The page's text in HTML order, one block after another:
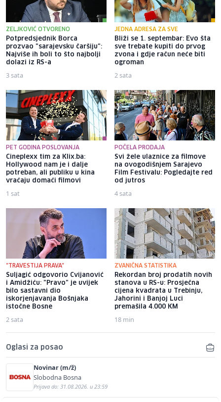
ZELJKOVIĆ OTVORENO
Potpredsjednik Borca
prozvao "sarajevsku čaršiju":
Najviše ih boli to što najbolji
dolazi iz RS-a
3 sata
JEDNA ADRESA ZA SVE
Bliži se 1. septembar: Evo šta
sve trebate kupiti do prvog
zvona i gdje račun neće biti
ogroman
2 sata
PET GODINA POSLOVANJA
Cineplexx tim za Klix.ba:
Hollywood nam je i dalje
potreban, ali publiku u kina
vraćaju domaći filmovi
1 sat
POČELA PRODAJA
Svi žele ulaznice za filmove
na ovogodišnjem Sarajevo
Film Festivalu: Pogledajte red
od jutros
4 sata
"TRAVESTIJA PRAVA"
Suljagić odgovorio Cvijanović
i Amidžiću: "Pravo" je uvijek
bilo sastavni dio
iskorjenjavanja Bošnjaka
istočne Bosne
2 sata
ZVANIČNA STATISTIKA
Rekordan broj prodatih novih
stanova u RS-u: Prosječna
cijena kvadrata u Trebinju,
Jahorini i Banjoj Luci
premašila 4.000 KM
18 min
Oglasi za posao
Novinar (m/ž)
Slobodna Bosna
Prijava do: 31.08.2026. u 23:59